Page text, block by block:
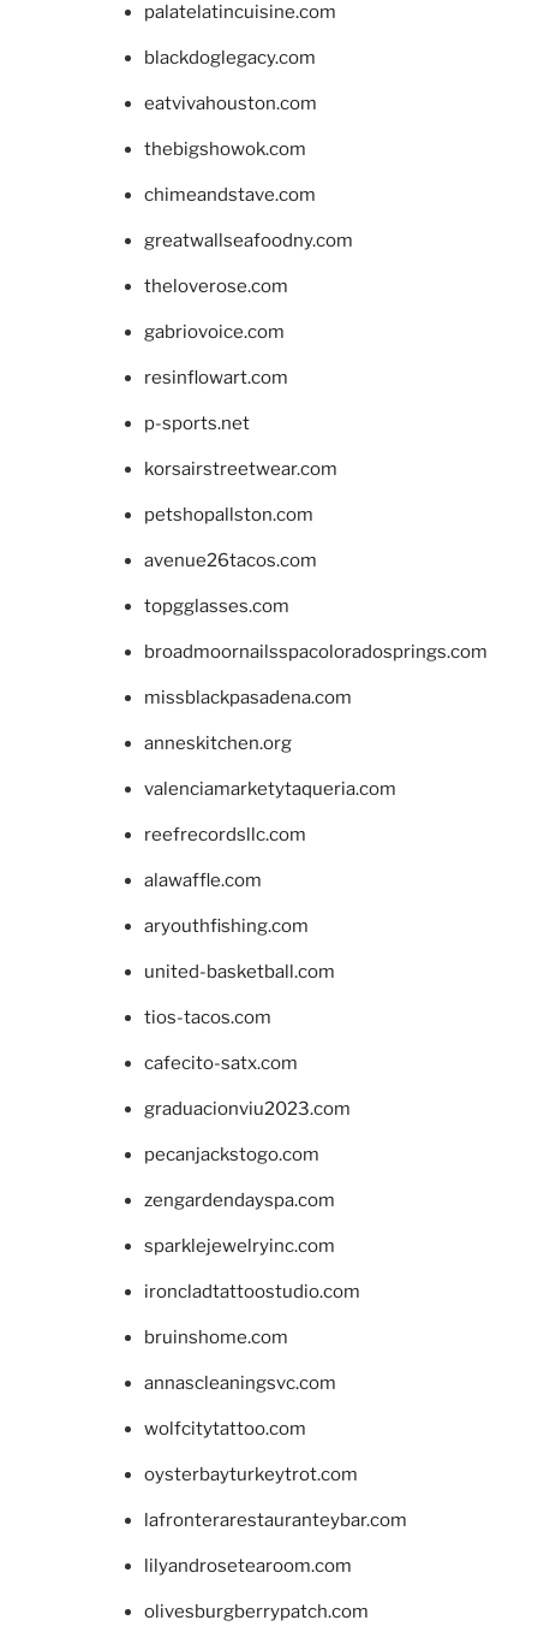
palatelatincuisine.com
blackdoglegacy.com
eatvivahouston.com
thebigshowok.com
chimeandstave.com
greatwallseafoodny.com
theloverose.com
gabriovoice.com
resinflowart.com
p-sports.net
korsairstreetwear.com
petshopallston.com
avenue26tacos.com
topgglasses.com
broadmoornailsspacoloradosprings.com
missblackpasadena.com
anneskitchen.org
valenciamarketytaqueria.com
reefrecordsllc.com
alawaffle.com
aryouthfishing.com
united-basketball.com
tios-tacos.com
cafecito-satx.com
graduacionviu2023.com
pecanjackstogo.com
zengardendayspa.com
sparklejewelryinc.com
ironcladtattoostudio.com
bruinshome.com
annascleaningsvc.com
wolfcitytattoo.com
oysterbayturkeytrot.com
lafronterarestauranteybar.com
lilyandrosetearoom.com
olivesburgberrypatch.com